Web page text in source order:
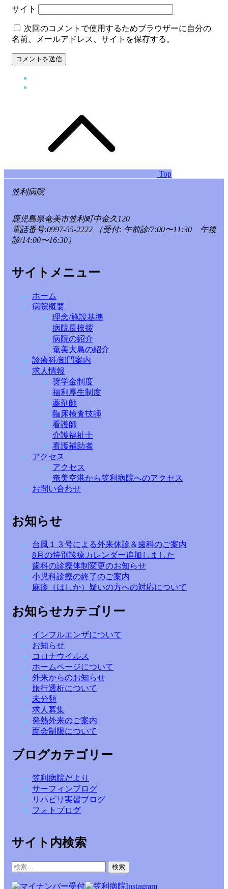
サイト
次回のコメントで使用するためブラウザーに自分の
名前、メールアドレス、サイトを保存する。
Top
笠利病院
鹿児島県奄美市笠利町中金久120
電話番号:0997-55-2222
（受付: 午前診/7:00〜11:30 午後
診/14:00〜16:30）
サイトメニュー
ホーム
病院概要
理念/施設基準
病院長挨拶
病院の紹介
奄美大島の紹介
診療科/部門案内
求人情報
奨学金制度
福利厚生制度
薬剤師
臨床検査技師
看護師
介護福祉士
看護補助者
アクセス
アクセス
奄美空港から笠利病院へのアクセス
お問い合わせ
お知らせ
台風１３号による外来休診＆歯科のご案内
8月の特別診療カレンダー追加しました
歯科の診療体制変更のお知らせ
小児科診療の終了のご案内
麻疹（はしか）疑いの方への対応について
お知らせカテゴリー
インフルエンザについて
お知らせ
コロナウイルス
ホームページについて
外来からのお知らせ
旅行透析について
未分類
求人募集
発熱外来のご案内
面会制限について
ブログカテゴリー
笠利病院だより
サーフィンブログ
リハビリ実習ブログ
フォトブログ
サイト内検索
検